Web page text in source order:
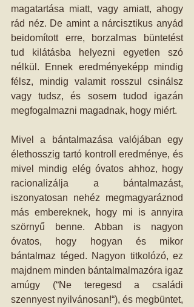
magatartása miatt, vagy amiatt, ahogy
rád néz. De amint a nárcisztikus anyád
beidomított erre, borzalmas büntetést
tud kilátásba helyezni egyetlen szó
nélkül. Ennek eredményeképp mindig
félsz, mindig valamit rosszul csinálsz
vagy tudsz, és sosem tudod igazán
megfogalmazni magadnak, hogy miért.
Mivel a bántalmazása valójában egy
élethosszig tartó kontroll eredménye, és
mivel mindig elég óvatos ahhoz, hogy
racionalizálja a bántalmazást,
iszonyatosan nehéz megmagyaráznod
más embereknek, hogy mi is annyira
szörnyű benne. Abban is nagyon
óvatos, hogy hogyan és mikor
bántalmaz téged. Nagyon titkolózó, ez
majdnem minden bántalmalmazóra igaz
amúgy (“Ne teregesd a családi
szennyest nyilvánosan!“), és megbüntet,